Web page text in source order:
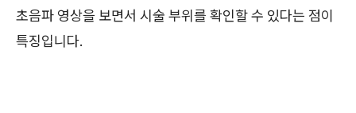
초음파 영상을 보면서 시술 부위를 확인할 수 있다는 점이
특징입니다.